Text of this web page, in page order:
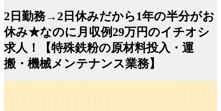
2日勤務→2日休みだから1年の半分がお
休み★なのに月収例29万円のイチオシ
求人！【特殊鉄粉の原材料投入・運
搬・機械メンテナンス業務】